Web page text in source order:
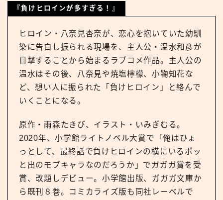
『負けヒロインが多すぎる！』
ヒロイン・八奈見杏奈が、恋心を抱いていた幼馴
染に告白し振られる現場を、主人公・温水和彦が
目撃することから始まるラブコメ作品。主人公の
温水はその後、八奈見や焼塩檸檬、小鞠知花な
ど、想い人に振られた「負けヒロイン」と絡んで
いくことになる。
原作・雨森たきび、イラスト・いみぎむる。
2020年、小学館ライトノベル大賞で「俺はひょ
っとして、最終話で負けヒロインの横にいるポッ
と出のモブキャラなのだろうか」でガガガ賞を受
賞、改題しデビュー。小学館出版、ガガガ文庫か
ら既刊８巻。コミカライズ版も同社レーベルで